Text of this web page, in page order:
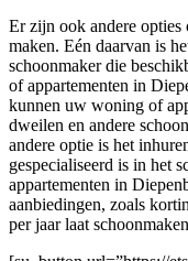
Er zijn ook andere
maken. Eén daarvan is
schoonmaker die
of appartementen in
kunnen uw woning of
dweilen en andere
andere optie is het
gespecialiseerd is in het
appartementen in
aanbiedingen, zoals
per jaar laat